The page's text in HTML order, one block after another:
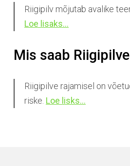
Riigipilv mõjutab avalike
Loe lisaks...
Mis saab
Riigipilve rajamisel on
riske. Loe lisks...